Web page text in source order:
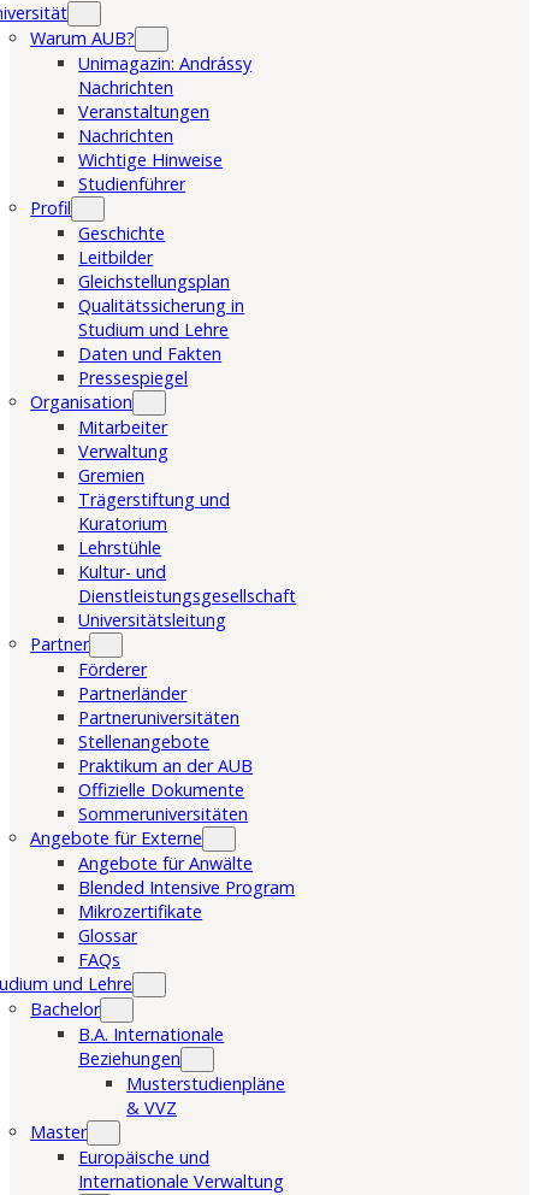
Warum AUB?
Unimagazin: Andrássy
Nachrichten
Veranstaltungen
Nachrichten
Wichtige Hinweise
Studienführer
Profil
Geschichte
Leitbilder
Gleichstellungsplan
Qualitätssicherung in
Studium und Lehre
Daten und Fakten
Pressespiegel
Organisation
Mitarbeiter
Verwaltung
Gremien
Trägerstiftung und
Kuratorium
Lehrstühle
Kultur- und
Dienstleistungsgesellschaft
Universitätsleitung
Partner
Förderer
Partnerländer
Partneruniversitäten
Stellenangebote
Praktikum an der AUB
Offizielle Dokumente
Sommeruniversitäten
Angebote für Externe
Angebote für Anwälte
Blended Intensive Program
Mikrozertifikate
Glossar
FAQs
und Lehre
Bachelor
B.A. Internationale
Beziehungen
Musterstudienpläne
& VVZ
Master
Europäische und
Internationale Verwaltung